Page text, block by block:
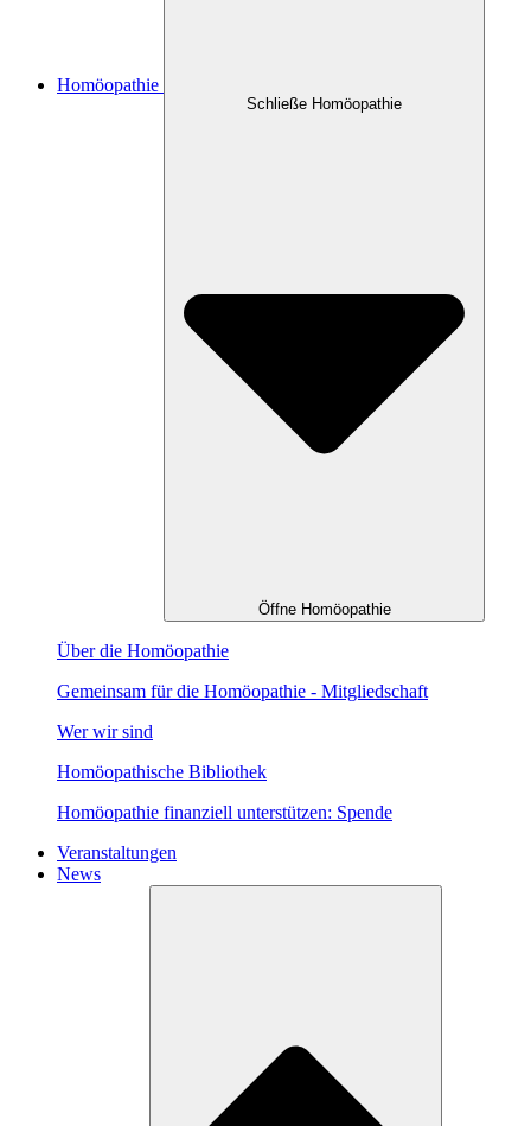
Homöopathie
Schließe Homöopathie
Öffne Homöopathie
Über die Homöopathie
Gemeinsam für die Homöopathie - Mitgliedschaft
Wer wir sind
Homöopathische Bibliothek
Homöopathie finanziell unterstützen: Spende
Veranstaltungen
News